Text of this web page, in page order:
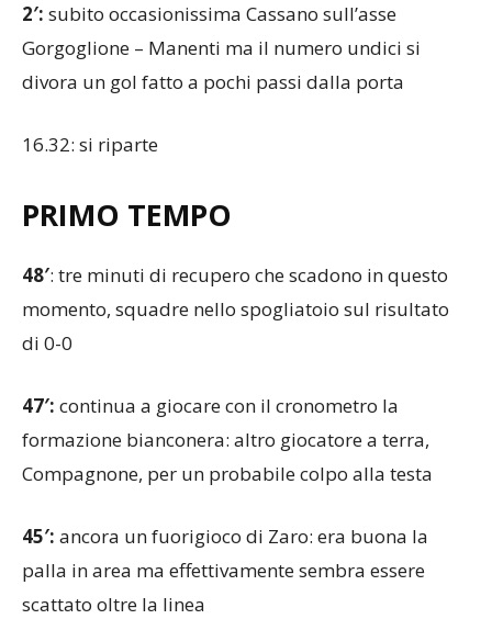
2′: subito occasionissima Cassano sull’asse
Gorgoglione – Manenti ma il numero undici si
divora un gol fatto a pochi passi dalla porta
16.32: si riparte
PRIMO TEMPO
48′: tre minuti di recupero che scadono in questo
momento, squadre nello spogliatoio sul risultato
di 0-0
47′: continua a giocare con il cronometro la
formazione bianconera: altro giocatore a terra,
Compagnone, per un probabile colpo alla testa
45′: ancora un fuorigioco di Zaro: era buona la
palla in area ma effettivamente sembra essere
scattato oltre la linea